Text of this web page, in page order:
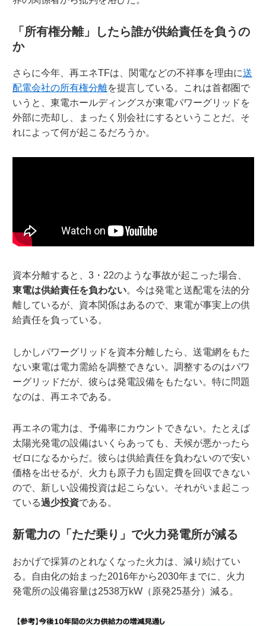
「所有権分離」したら誰が供給責任を負うの
か
さらに今年、再エネTFは、関電などの不祥事を理由に送
配電会社の所有権分離を提言している。これは首都圏で
いうと、東電ホールディングスが東電パワーグリッドを
外部に売却し、まったく別会社にするということだ。そ
れによって何が起こるだろうか。
資本分離すると、3・22のような事故が起こった場合、
東電は供給責任を負わない。今は発電と送配電を法的分
離しているが、資本関係はあるので、東電が事実上の供
給責任を負っている。
しかしパワーグリッドを資本分離したら、送電網をもた
ない東電は電力需給を調整できない。調整するのはパワ
ーグリッドだが、彼らは発電設備をもたない。特に問題
なのは、再エネである。
再エネの電力は、予備率にカウントできない。たとえば
太陽光発電の設備はいくらあっても、天候が悪かったら
ゼロになるからだ。彼らは供給責任を負わないので安い
価格を出せるが、火力も原子力も固定費を回収できない
ので、新しい設備投資は起こらない。それがいま起こっ
ている過少投資である。
新電力の「ただ乗り」で火力発電所が減る
おかげで採算のとれなくなった火力は、減り続けてい
る。自由化の始まった2016年から2030年までに、火力
発電所の設備容量は2538万kW（原発25基分）減る。